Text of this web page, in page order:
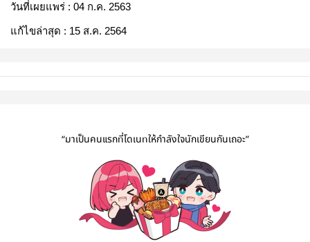
วันที่เผยแพร่ : 04 ก.ค. 2563
แก้ไขล่าสุด : 15 ส.ค. 2564
“มาเป็นคนแรกที่โดเนทให้กำลังใจนักเขียนกันเถอะ”